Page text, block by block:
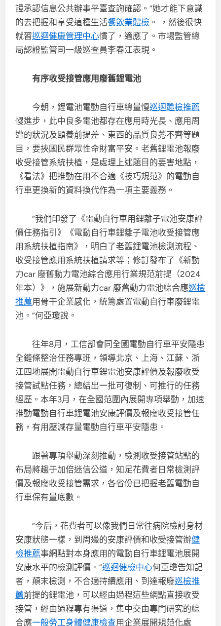
證承認信息公共辦事平臺查詢確認。”她才能下意識
的去把握和享受這種生活餐飲業體檢 。 ，然後很快
就習巡迴健康管理中心慣了，適應了。市場監管總
局認證監管司一級巡查員李春江表現。
有序收受接管應用廢舊鋰電池
今朝，鋰電池電動自行車總量慢巡迴體檢推薦
慢進步，此中良多電池都存在應用時光長、應用周
遭的狀況及頤養前提差、東西的品質良莠不齊等題
目，要挾國民群眾性命財富平安。老舊鋰電池報廢
收受接管系統扶植，是處理上述題目的要害地點，
《看法》把推動在用不合適《技巧規范》的電動自
行車更換新的資料換代作為一項主要義務。
“我們印發了《電動自行車用鋰離子電池安康評
價任務指引》《電動自行車鋰離子電池收受接管應
用系統扶植指南》，明白了老舊鋰電池檢測流程、
收受接管應用系統扶植請求等；修訂發布了《新動
力car 廢舊動力電池綜合應用行業規范前提（2024
年本）》，施展新動力car 廢舊動力電池綜合應巡檢
推薦用骨干企業感化，統籌處置電動自行車廢鋰電
池。”何亞瓊說。
往年8月，工信部會同全國電動自行車平安隱患
全鏈條整治任務專班，領導北京、上海、江蘇、浙
江四地展開電動自行車鋰電池安康評價及報廢收受
接管試點任務，總結出一批可復制、可推行的任務
經歷。本年3月，在全國范圍內展開專項舉動，加速
推動電動自行車鋰電池安康評價及報廢收受接管任
務，有用壓減存量電動自行車平安隱患。
跟著專項舉動深刻推動，檢測收受接管站點的
布局將趨于加倍迷信公道，知足花費者日常檢測評
價及報廢收受接管需求，各省份已把握老舊電動自
行車保有量底數。
“今后，花費者可以像我們日常往病院檢討身材
安康狀態一樣，到周邊的安康評價和收受接管辦健
檢推薦事網點對本身應用的電動自行車鋰電池展開
安康水平的檢測評價。”巡迴健檢中心何亞瓊告知記
者，顛末檢測，不合適持續應用、到達報廢巡檢推
薦前提的鋰電池，可以經由過程這些網點直接收受
接管，經由過程專有渠道，集中交由專門研究的綜
合應一般勞工身體健康檢查用企業展開規范化處